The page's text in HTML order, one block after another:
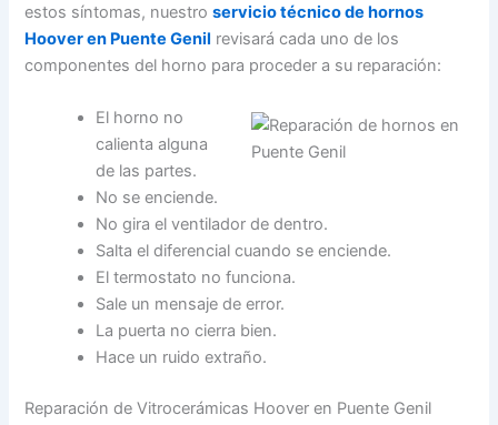
estos síntomas, nuestroservicio técnico de hornos
Hoover en Puente Genil revisará cada uno de los
componentes del horno para proceder a su reparación:
El horno no
calienta alguna
de las partes.
No se enciende.
No gira el ventilador de dentro.
Salta el diferencial cuando se enciende.
El termostato no funciona.
Sale un mensaje de error.
La puerta no cierra bien.
Hace un ruido extraño.
Reparación de Vitrocerámicas Hoover en Puente Genil